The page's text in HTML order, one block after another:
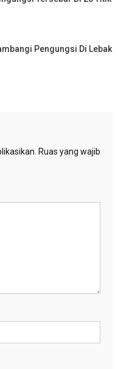
Pengungsi Di Lebak
Ruas yang wajib